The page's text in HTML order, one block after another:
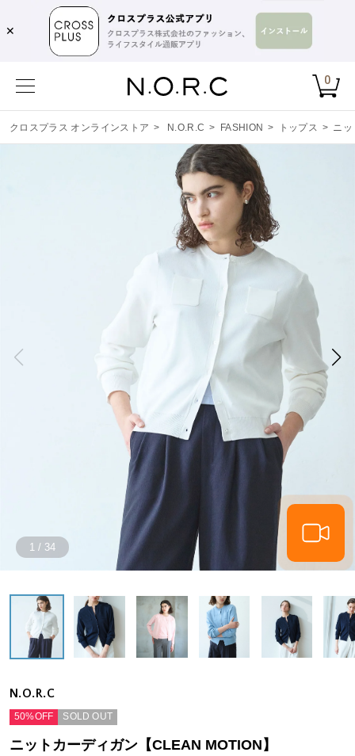
✕
0
クロスプラス オンラインストア > N.O.R.C > FASHION > トップス > ニ
1 / 34
N.O.R.C
50%OFF SOLD OUT
ニットカーディガン【CLEAN MOTION】